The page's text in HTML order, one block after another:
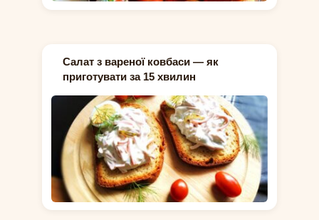
Салат з вареної ковбаси — як
приготувати за 15 хвилин